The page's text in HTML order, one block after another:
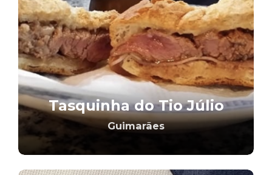
Tasquinha do Tio Júlio
Guimarães